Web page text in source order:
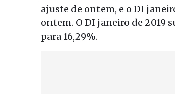
ajuste de ontem, e o DI
ontem. O DI janeiro de 2019
para 16,29%.